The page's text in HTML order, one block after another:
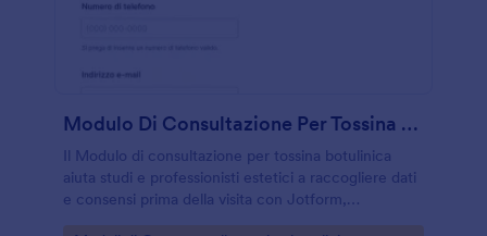
Modulo Di Consultazione Per Tossina Botulinica
Il Modulo di consultazione per tossina botulinica
aiuta studi e professionisti estetici a raccogliere dati
e consensi prima della visita con Jotform,